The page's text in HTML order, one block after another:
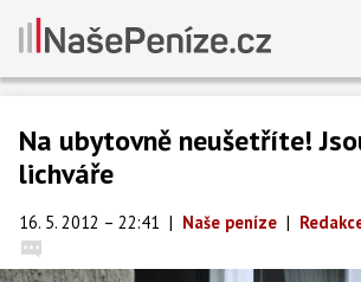
Na ubytovně neušetříte!
lichváře
16. 5. 2012 – 22:41 | Naše peníze |